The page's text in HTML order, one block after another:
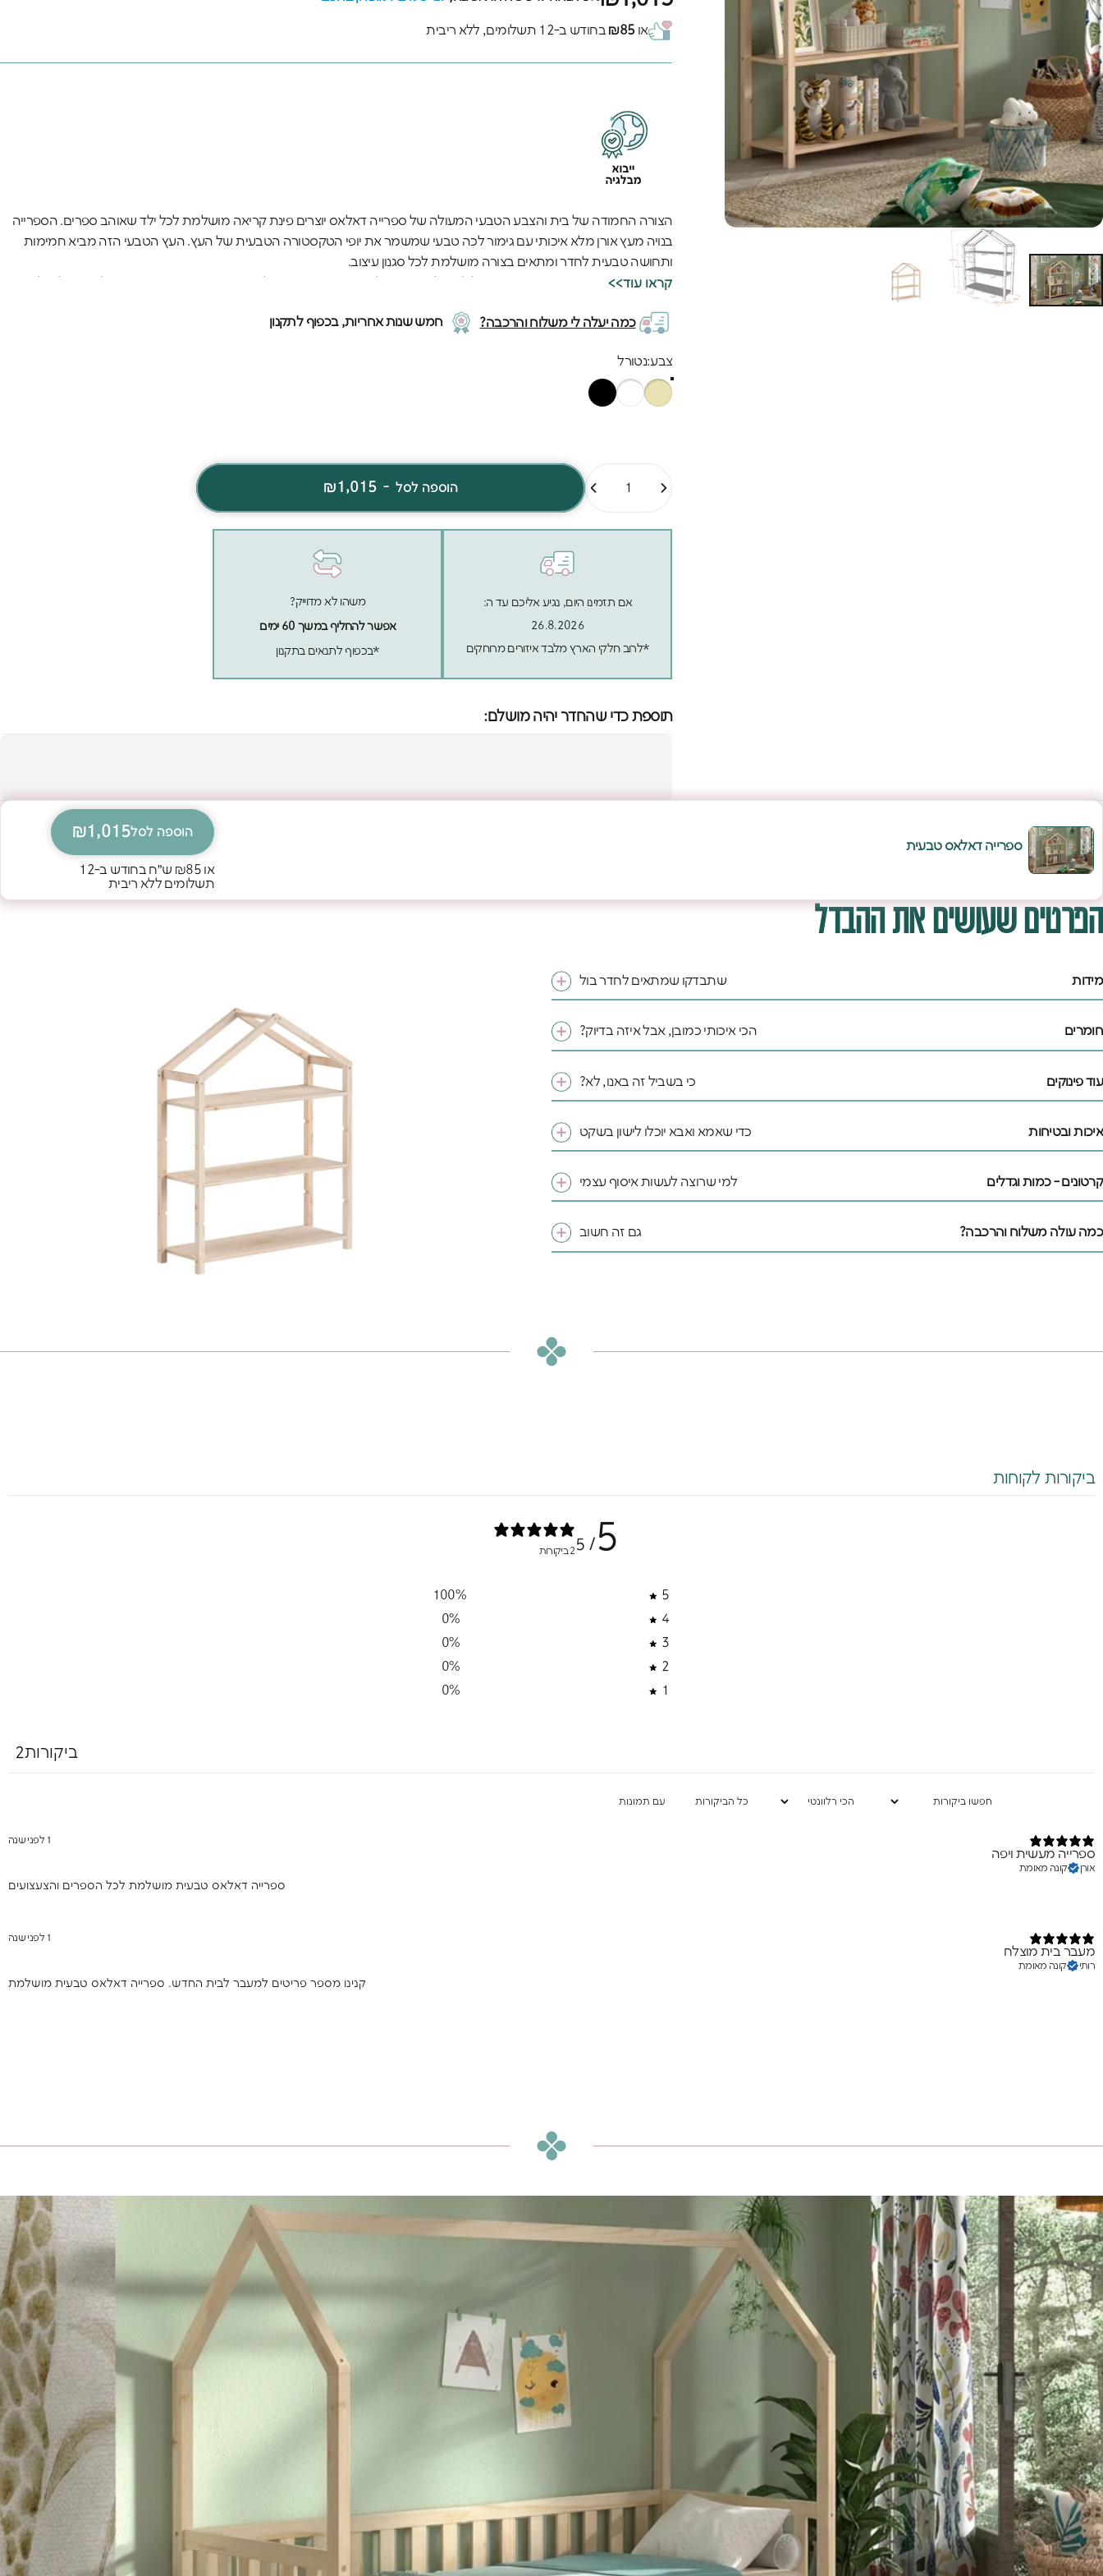
או ₪85 בחודש ב-12 תשלומים, ללא ריבית
הצורה החמודה של בית והצבע הטבעי המעולה של ספרייה דאלאס יוצרים פינת קריאה מושלמת לכל ילד שאוהב ספרים. הספרייה
בנויה מעץ אורן מלא איכותי עם גימור לכה טבעי שמשמר את יופי הטקסטורה הטבעית של העץ. העץ הטבעי הזה מביא חמימות
ותחושה טבעית לחדר ומתאים בצורה מושלמת לכל סגנון עיצוב.
המדפים הרחבים והחזקים מאפשרים לילדים לסדר את כל הספרים האהובים עליהם בצורה יפה ונגישה - ספרי ילדים גדולים למטה
הטבעית הזאת תהיה חלק מהחדר לשנים רבות ותלווה את הילדים בגדילה.
<<קראו עוד
כמה יעלה לי משלוח והרכבה? חמש שנות אחריות, בכפוף לתקנון
צבע
צבע:נטורל
הוספה לסל-
₪1,015
אם תזמינו היום, נגיע אליכם עד ה:
26.8.2026
*לרוב חלקי הארץ מלבד איזורים מרוחקים
משהו לא מדוייק?
אפשר להחליף במשך 60 ימים
*בכפוף לתנאים בתקנון
תוספת כדי שהחדר יהיה מושלם:
ספרייה דאלאס טבעית
הוספה לסל₪1,015
או₪85
ש״ח בחודש ב-12
תשלומים ללא ריבית
הפרטים שעושים את ההבדל
מידות שתבדקו שמתאים לחדר בול
חומרים הכי איכותי כמובן, אבל איזה בדיוק?
עוד פינוקים כי בשביל זה באנו, לא?
איכות ובטיחות כדי שאמא ואבא יוכלו לישון בשקט
קרטונים - כמות וגדלים למי שרוצה לעשות איסוף עצמי
כמה עולה משלוח והרכבה? גם זה חשוב
ביקורות לקוחות
5
/ 5 2 ביקורות
5
100%
4
0%
3
0%
2
0%
1
0%
ביקורות2
עם תמונות
1 לפני שנה
ספרייה מעשית ויפה
אורן קונה מאומת
ספרייה דאלאס טבעית מושלמת לכל הספרים והצעצועים
1 לפני שנה
מעבר בית מוצלח
רותי קונה מאומת
קנינו מספר פריטים למעבר לבית החדש. ספרייה דאלאס טבעית מושלמת
♥️מקום קטן להרגיש בו
הסכמה לקבל מבצעים
אני מסכימה לקבל מבצעים ומסרים